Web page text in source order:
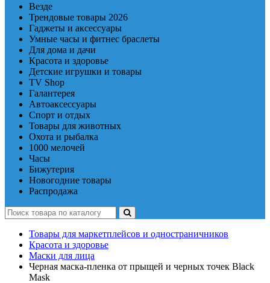
Везде
Трендовые товары 2026
Гаджеты и аксессуары
Умные часы и фитнес браслеты
Для дома и дачи
Красота и здоровье
Детские игрушки и товары
TV Shop
Галантерея
Автоаксессуары
Спорт и отдых
Товары для животных
Охота и рыбалка
1000 мелочей
Часы
Бижутерия
Новогодние товары
Распродажа
Товары для маркетплейсов и одностраничников
Красота и здоровье
Маски для лица
Черная маска-пленка от прыщей и черных точек Black
Mask